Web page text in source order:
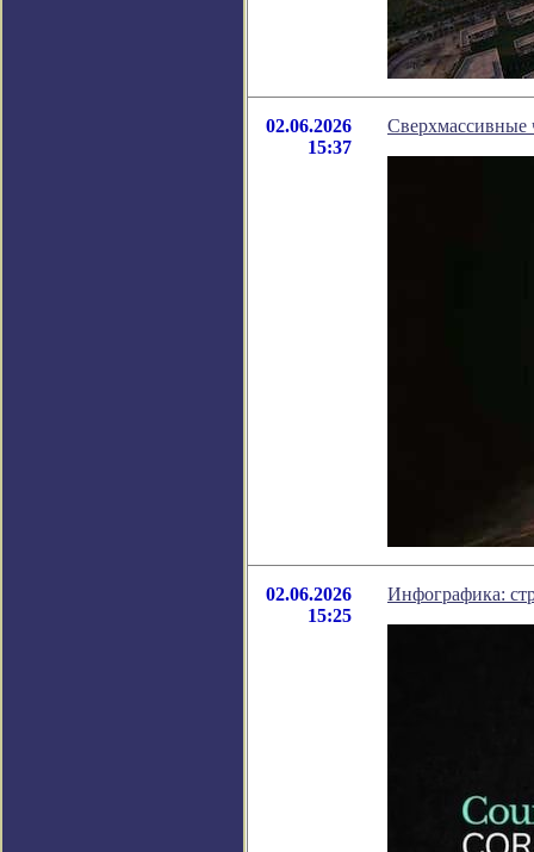
02.06.2026
15:37
Сверхмассивные
02.06.2026
15:25
Инфографика: